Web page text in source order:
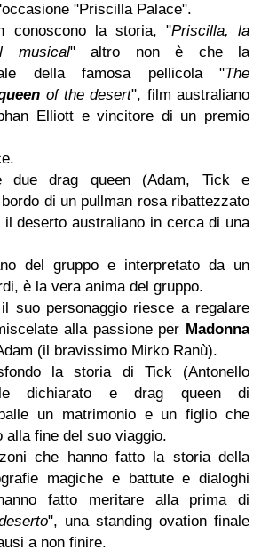
"Priscilla Palace".
conoscono la storia, "Priscilla, la
musical" altro non è che la
della famosa pellicola "The
of the desert", film australiano
Elliott e vincitore di un premio
drag queen (Adam, Tick e
di un pullman rosa ribattezzato
deserto australiano in cerca di una
del gruppo e interpretato da un
è la vera anima del gruppo.
suo personaggio riesce a regalare
alla passione per Madonna
(il bravissimo Mirko Ranù).
la storia di Tick (Antonello
dichiarato e drag queen di
un matrimonio e un figlio che
fine del suo viaggio.
che hanno fatto la storia della
magiche e battute e dialoghi
fatto meritare alla prima di
", una standing ovation finale
a non finire.